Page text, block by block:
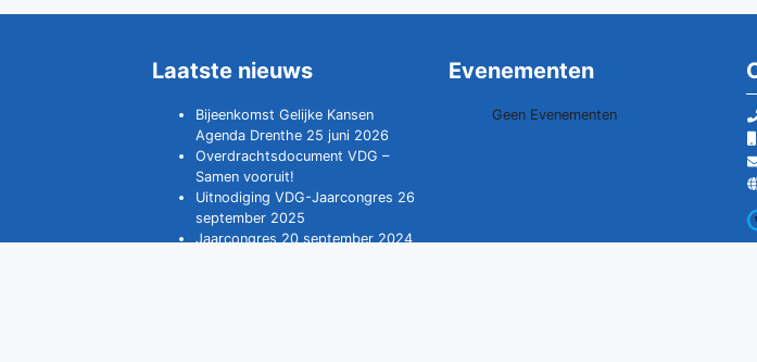
Laatste nieuws
Bijeenkomst Gelijke Kansen
Agenda Drenthe 25 juni 2026
Overdrachtsdocument VDG –
Samen vooruit!
Uitnodiging VDG-Jaarcongres 26
september 2025
Jaarcongres 20 september 2024
Evenementen
Geen Evenementen